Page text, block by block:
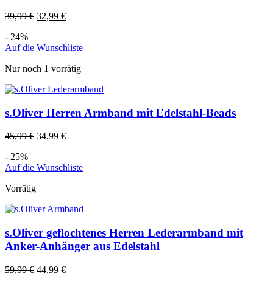
39,99€ 32,99 €
- 24%
Auf die Wunschliste
Nur noch 1 vorrätig
s.Oliver Herren Armband mit Edelstahl-Beads
45,99€ 34,99 €
- 25%
Auf die Wunschliste
Vorrätig
s.Oliver geflochtenes Herren Lederarmband mit
Anker-Anhänger aus Edelstahl
59,99€ 44,99 €